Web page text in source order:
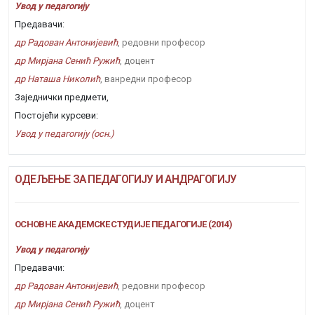
Увод у педагогију
Предавачи:
др Радован Антонијевић, редовни професор
др Мирјана Сенић Ружић, доцент
др Наташа Николић, ванредни професор
Заједнички предмети,
Постојећи курсеви:
Увод у педагогију (осн.)
ОДЕЉЕЊЕ ЗА ПЕДАГОГИЈУ И АНДРАГОГИЈУ
ОСНОВНЕ АКАДЕМСКЕ СТУДИЈЕ ПЕДАГОГИЈЕ (2014)
Увод у педагогију
Предавачи:
др Радован Антонијевић, редовни професор
др Мирјана Сенић Ружић, доцент